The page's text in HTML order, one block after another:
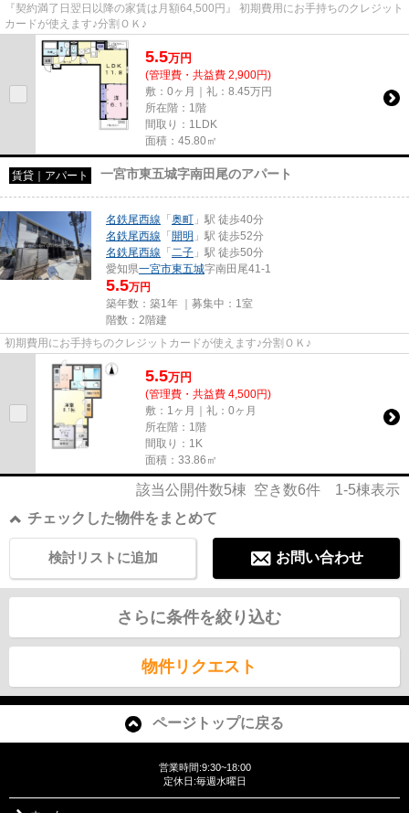
『契約満了日翌日以降の家賃は月額64,500円』 初期費用にお手持ちのクレジット
カードが使えます♪分割ＯＫ♪
5.5万円
(管理費・共益費 2,900円)
敷：0ヶ月｜礼：8.45万円
所在階：1階
間取り：1LDK
面積：45.80㎡
賃貸｜アパート 一宮市東五城字南田尾のアパート
名鉄尾西線 「 奥町 」駅 徒歩40分
名鉄尾西線 「 開明 」駅 徒歩52分
名鉄尾西線 「 二子 」駅 徒歩50分
愛知県一宮市東五城字南田尾41-1
5.5万円
築年数：築1年 ｜募集中： 1室
階数：2階建
初期費用にお手持ちのクレジットカードが使えます♪分割ＯＫ♪
5.5万円
(管理費・共益費 4,500円)
敷：1ヶ月｜礼：0ヶ月
所在階：1階
間取り：1K
面積：33.86㎡
該当公開件数5棟 空き数6件 1-5棟表示
チェックした物件をまとめて
お問い合わせ
検討リストに追加
さらに条件を絞り込む
物件リクエスト
ページトップに戻る
営業時間:9:30~18:00
定休日:毎週水曜日